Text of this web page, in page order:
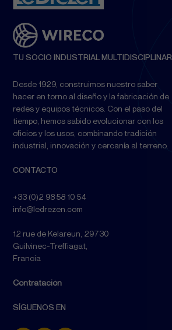
TU SOCIO INDUSTRIAL MULTIDISCIPLINAR
Desde 1929, construimos nuestro saber
hacer en torno al diseño y la fabricación de
redes y equipos técnicos. Con el paso del
tiempo, hemos sabido evolucionar con los
oficios y los usos, combinando tradición
industrial, innovación y cercanía al terreno.
CONTACTO
+33 (0)2 98 58 10 54
info@ledrezen.com
12 rue de Kelareun, 29730
Guilvinec-Treffiagat,
Francia
Contratación
SÍGUENOS EN